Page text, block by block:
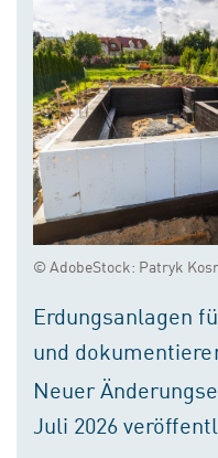
© AdobeStock: Patryk
Erdungsanlagen
und
Neuer
Juli 2026